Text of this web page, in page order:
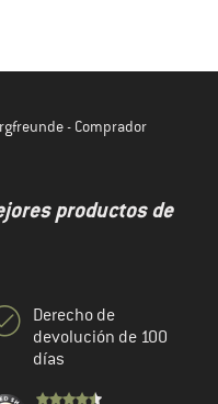
- Comprador
productos de
Derecho de
devolución de 100
días